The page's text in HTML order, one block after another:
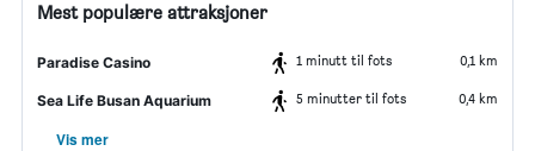
Mest populære attraksjoner
Paradise Casino 1 minutt til fots 0,1 km
Sea Life Busan Aquarium 5 minutter til fots 0,4 km
Vis mer